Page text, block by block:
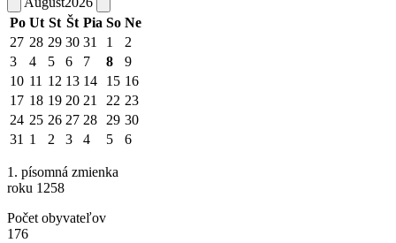
Po Ut St Št Pia So Ne
27 28 29 30 31 1
2
3
4 5 6 7 8
9
10 11 12 13 14 15 16
17 18 19 20 21 22 23
24 25 26 27 28 29 30
31 1 2 3 4 5 6
1. písomná zmienka
roku 1258
Počet obyvateľov
176